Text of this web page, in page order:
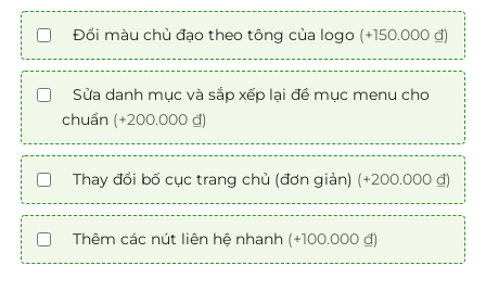
Đổi màu chủ đạo theo tông của logo (+150.000 ₫)
Sửa danh mục và sắp xếp lại đề mục menu cho
chuẩn (+200.000 ₫)
Thay đổi bố cục trang chủ (đơn giản) (+200.000 ₫)
Thêm các nút liên hệ nhanh (+100.000 ₫)